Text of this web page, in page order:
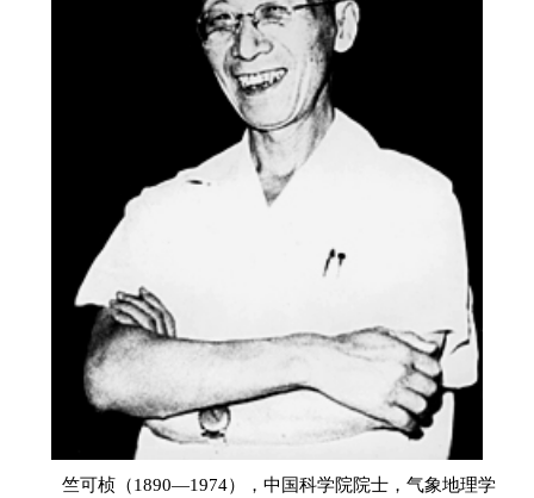
竺可桢（1890—1974），中国科学院院士，气象地理学